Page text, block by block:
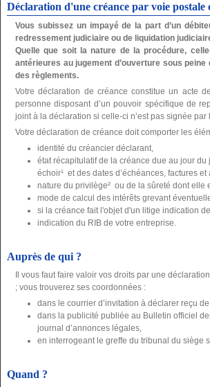
Déclaration d'une créance par voie postale
Vous subissez un impayé de la part d’un
redressement judiciaire ou de liquidation
Quelle que soit la nature de la procédure,
antérieures au jugement d’ouverture sous
des règlements.
Votre déclaration de créance constitue un acte
personne disposant d’un pouvoir spécifique de
joint à la déclaration si celle-ci n’est pas signée
Votre déclaration de créance doit comporter les
identité du créancier déclarant,
état récapitulatif de la créance due au jour
échoir¹ et des dates d’échéances, factures
nature du privilège² ou de la sûreté dont elle
mode de calcul des intérêts grevant
si la créance fait l'objet d'un litige indication
indication du RIB de votre entreprise.
Auprès de qui ?
Il vous faut faire valoir vos droits par une
; vous trouverez ses coordonnées :
dans le courrier d’invitation à déclarer reçu
dans la publicité publiée au Bulletin officiel
journal d’annonces légales,
en interrogeant le greffe du tribunal du siège
Quand ?